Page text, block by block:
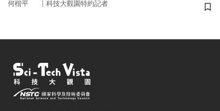
何楷平 ｜ 科技大觀園特約記者
儲